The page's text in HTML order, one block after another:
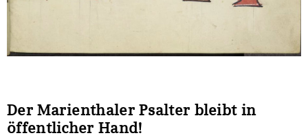
Der Marienthaler Psalter bleibt in
öffentlicher Hand!